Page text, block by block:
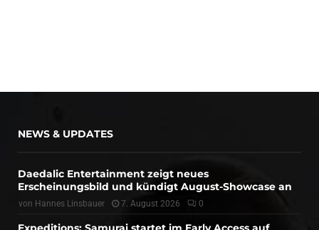
NEWS & UPDATES
Daedalic Entertainment zeigt neues
Erscheinungsbild und kündigt August-Showcase an
von Hannes Linsbauer 7. August 2026 0